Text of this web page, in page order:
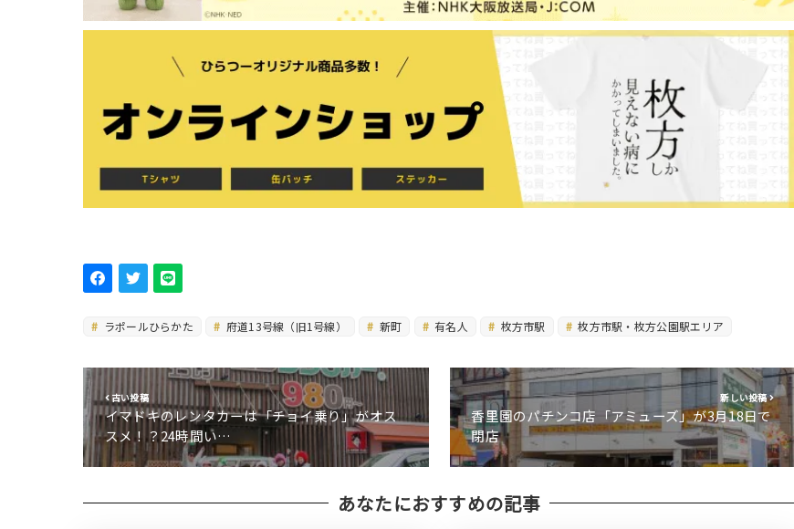
ラポールひらかた 府道13号線（旧1号線） 新町 有名人 枚方市駅 枚方市駅・枚方公園駅エリア
古い投稿
イマドキのレンタカーは「チョイ乗り」がオス
スメ！？24時間い…
新しい投稿
香里園のパチンコ店「アミューズ」が3月18日で
閉店
あなたにおすすめの記事